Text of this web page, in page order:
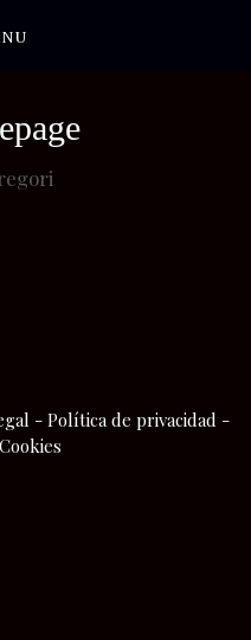
- Política de privacidad -